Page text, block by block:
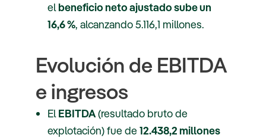
elbeneficio neto ajustado sube un
16,6 %, alcanzando 5.116,1 millones.
Evolución de EBITDA
e ingresos
ElEBITDA(resultado bruto de
explotación) fue de 12.438,2 millones